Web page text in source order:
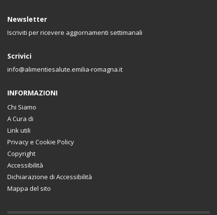
Newsletter
Iscriviti per ricevere aggiornamenti settimanali
Scrivici
info@alimentiesalute.emilia-romagna.it
INFORMAZIONI
Chi Siamo
A Cura di
Link utili
Privacy e Cookie Policy
Copyright
Accessibilità
Dichiarazione di Accessibilità
Mappa del sito